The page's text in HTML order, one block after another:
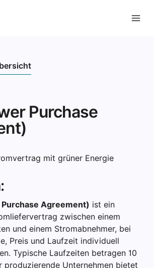
Purchase
mit grüner Energie
Purchase Agreement) ist ein
zwischen einem
und einem Stromabnehmer, bei
Preis und Laufzeit individuell
Typische Laufzeiten betragen 10
produzierende Unternehmen bietet